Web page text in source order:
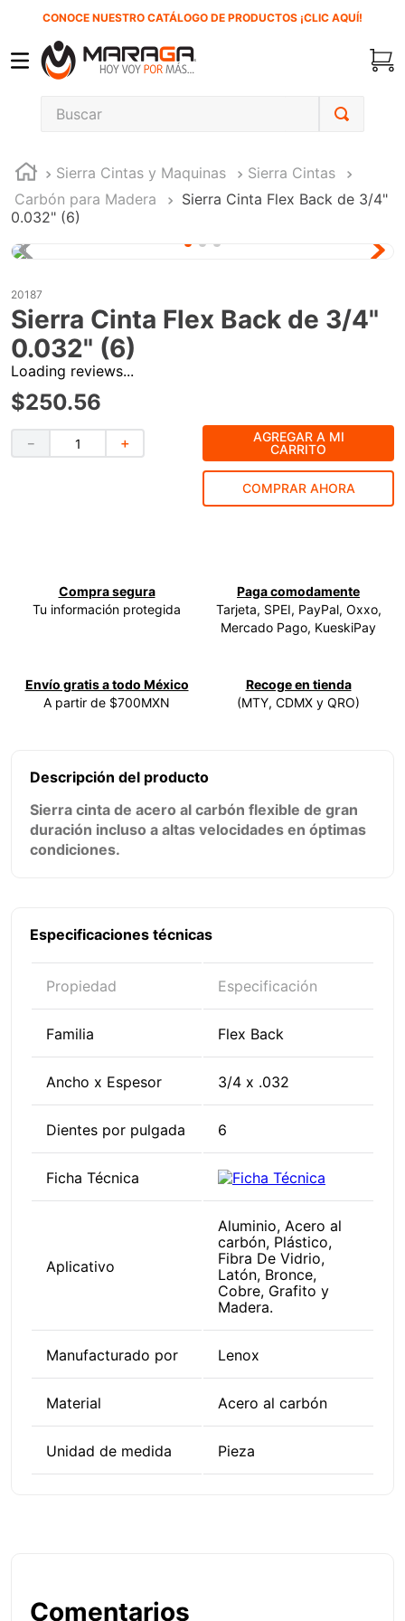
CONOCE NUESTRO CATÁLOGO DE PRODUCTOS ¡CLIC AQUÍ!
Buscar
Sierra Cintas y Maquinas
Sierra Cintas
Carbón para Madera
Sierra Cinta Flex Back de 3/4"
0.032" (6)
20187
Sierra Cinta Flex Back de 3/4"
0.032" (6)
Loading reviews...
$250.56
＋
－
AGREGAR A MI
CARRITO
COMPRAR AHORA
Compra segura
Tu información protegida
Paga comodamente
Tarjeta, SPEI, PayPal, Oxxo,
Mercado Pago, KueskiPay
Envío gratis a todo México
A partir de $700MXN
Recoge en tienda
(MTY, CDMX y QRO)
Descripción del producto
Sierra cinta de acero al carbón flexible de gran
duración incluso a altas velocidades en óptimas
condiciones.
Especificaciones técnicas
Propiedad Especificación
Familia Flex Back
Ancho x Espesor 3/4 x .032
Dientes por pulgada 6
Ficha Técnica
Aplicativo
Aluminio, Acero al
carbón, Plástico,
Fibra De Vidrio,
Latón, Bronce,
Cobre, Grafito y
Madera.
Manufacturado por Lenox
Material Acero al carbón
Unidad de medida Pieza
Comentarios
1.
carbones
2.
inversora
3.
interruptor
ke500
-cut